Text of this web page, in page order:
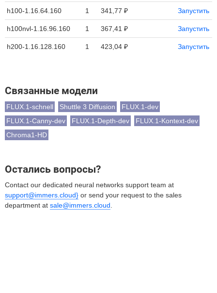
h100-1.16.64.160 1 341,77 ₽ Запустить
h100nvl-1.16.96.160 1 367,41 ₽ Запустить
h200-1.16.128.160 1 423,04 ₽ Запустить
Связанные модели
FLUX.1-schnell Shuttle 3 Diffusion
FLUX.1-dev
FLUX.1-Canny-dev
FLUX.1-Depth-dev
FLUX.1-Kontext-dev
Chroma1-HD
Остались вопросы?
Contact our dedicated neural networks support team at
support@immers.cloud} or send your request to the sales
department at sale@immers.cloud